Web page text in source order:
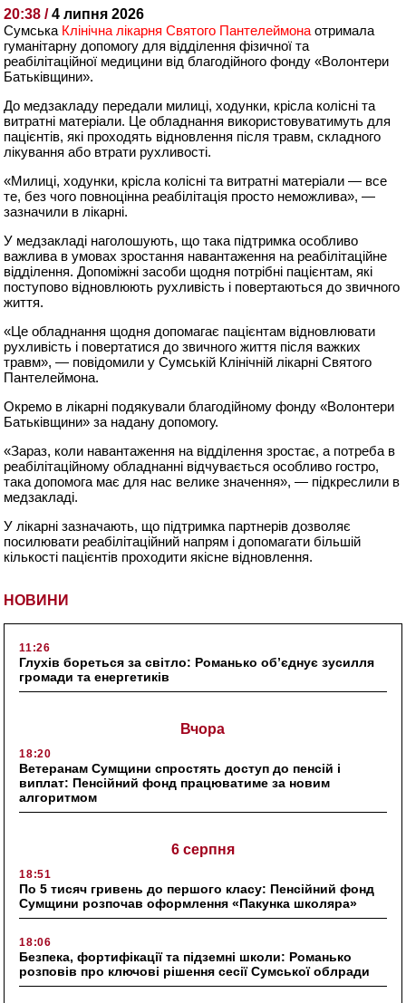
НОВИНИ
11:26
Глухів бореться за світло: Романько об’єднує зусилля
громади та енергетиків
Вчора
18:20
Ветеранам Сумщини спростять доступ до пенсій і
виплат: Пенсійний фонд працюватиме за новим
алгоритмом
6 серпня
18:51
По 5 тисяч гривень до першого класу: Пенсійний фонд
Сумщини розпочав оформлення «Пакунка школяра»
18:06
Безпека, фортифікації та підземні школи: Романько
розповів про ключові рішення сесії Сумської облради
20:38 /4 липня 2026
Сумська Клінічна лікарня Святого Пантелеймона отримала
гуманітарну допомогу для відділення фізичної та
реабілітаційної медицини від благодійного фонду «Волонтери
Батьківщини».
До медзакладу передали милиці, ходунки, крісла колісні та
витратні матеріали. Це обладнання використовуватимуть для
пацієнтів, які проходять відновлення після травм, складного
лікування або втрати рухливості.
«Милиці, ходунки, крісла колісні та витратні матеріали — все
те, без чого повноцінна реабілітація просто неможлива», —
зазначили в лікарні.
У медзакладі наголошують, що така підтримка особливо
важлива в умовах зростання навантаження на реабілітаційне
відділення. Допоміжні засоби щодня потрібні пацієнтам, які
поступово відновлюють рухливість і повертаються до звичного
життя.
«Це обладнання щодня допомагає пацієнтам відновлювати
рухливість і повертатися до звичного життя після важких
травм», — повідомили у Сумській Клінічній лікарні Святого
Пантелеймона.
Окремо в лікарні подякували благодійному фонду «Волонтери
Батьківщини» за надану допомогу.
«Зараз, коли навантаження на відділення зростає, а потреба в
реабілітаційному обладнанні відчувається особливо гостро,
така допомога має для нас велике значення», — підкреслили в
медзакладі.
У лікарні зазначають, що підтримка партнерів дозволяє
посилювати реабілітаційний напрям і допомагати більшій
кількості пацієнтів проходити якісне відновлення.